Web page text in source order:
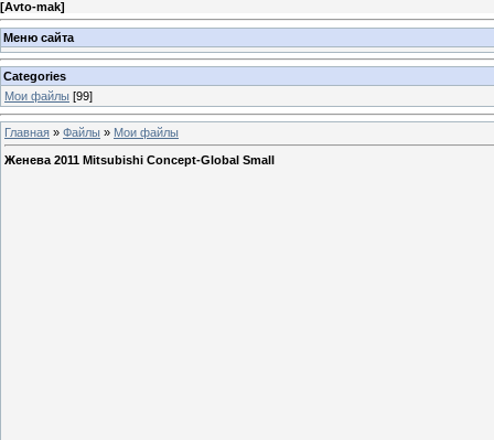
[Avto-mak]
Меню сайта
Categories
Мои файлы [99]
Главная » Файлы » Мои файлы
Женева 2011 Mitsubishi Concept-Global Small